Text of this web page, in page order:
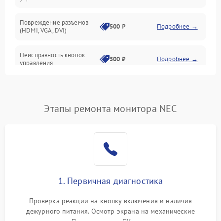
Повреждение разъемов
(HDMI, VGA, DVI)
500 ₽ Подробнее →
Неисправность кнопок
управления
500 ₽ Подробнее →
Повреждение кабеля
1000 ₽
Поломка системы
автоматического
1000 ₽ Подробнее →
Неисправность системы
Этапы ремонта монитора NEC
1. Первичная диагностика
Проверка реакции на кнопку включения и наличия
дежурного питания. Осмотр экрана на механические